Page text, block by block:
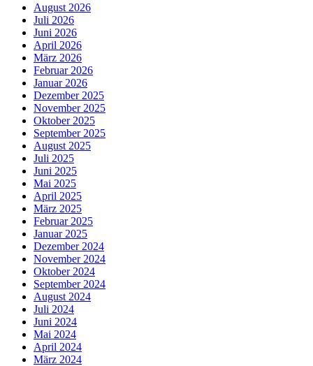
August 2026
Juli 2026
Juni 2026
April 2026
März 2026
Februar 2026
Januar 2026
Dezember 2025
November 2025
Oktober 2025
September 2025
August 2025
Juli 2025
Juni 2025
Mai 2025
April 2025
März 2025
Februar 2025
Januar 2025
Dezember 2024
November 2024
Oktober 2024
September 2024
August 2024
Juli 2024
Juni 2024
Mai 2024
April 2024
März 2024